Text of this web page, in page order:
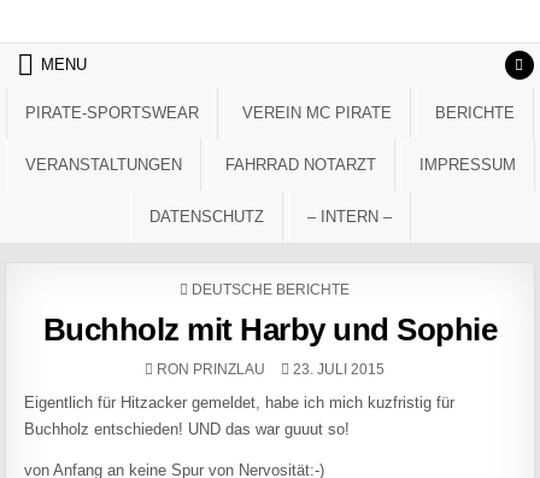
MENU
PIRATE-SPORTSWEAR VEREIN MC PIRATE BERICHTE
VERANSTALTUNGEN FAHRRAD NOTARZT IMPRESSUM
DATENSCHUTZ – INTERN –
POSTED IN
DEUTSCHE BERICHTE
Buchholz mit Harby und Sophie
AUTHOR:
RON PRINZLAU PUBLISHED DATE:
23. JULI 2015
Eigentlich für Hitzacker gemeldet, habe ich mich kuzfristig für
Buchholz entschieden! UND das war guuut so!
von Anfang an keine Spur von Nervosität:-)